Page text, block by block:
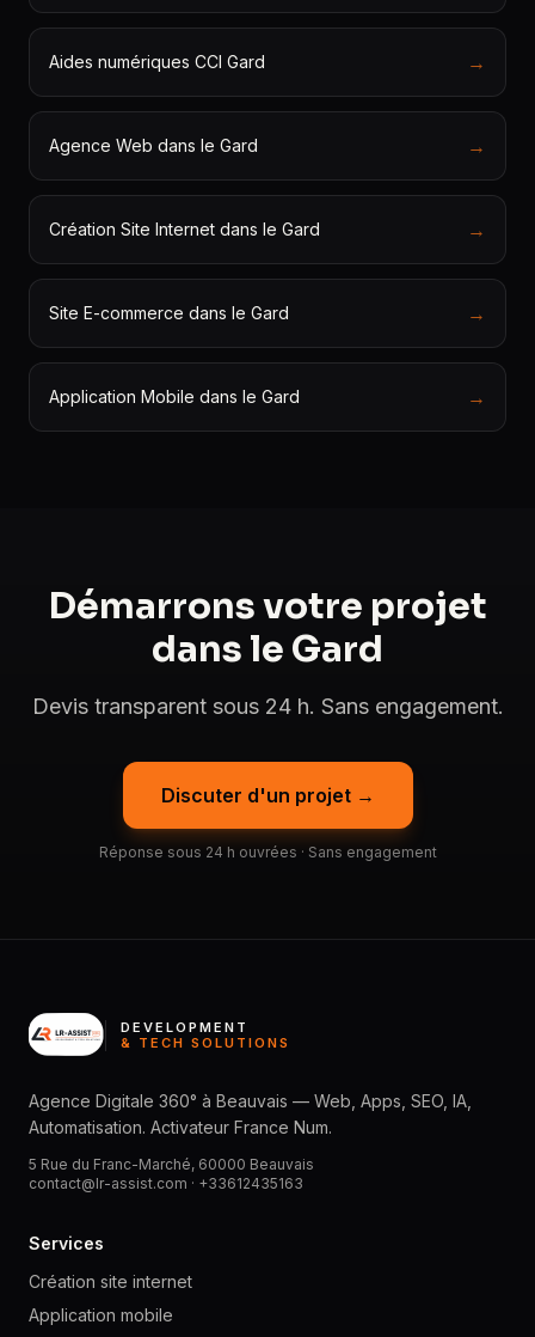
Aides numériques CCI Gard →
Agence Web dans le Gard →
Création Site Internet dans le Gard →
Site E-commerce dans le Gard →
Application Mobile dans le Gard →
Démarrons votre projet
dans le Gard
Devis transparent sous 24 h. Sans engagement.
Discuter d'un projet →
Réponse sous 24 h ouvrées · Sans engagement
DEVELOPMENT
& TECH SOLUTIONS
Agence Digitale 360° à Beauvais — Web, Apps, SEO, IA,
Automatisation. Activateur France Num.
5 Rue du Franc-Marché, 60000 Beauvais
contact@lr-assist.com · +33612435163
Services
Création site internet
Application mobile